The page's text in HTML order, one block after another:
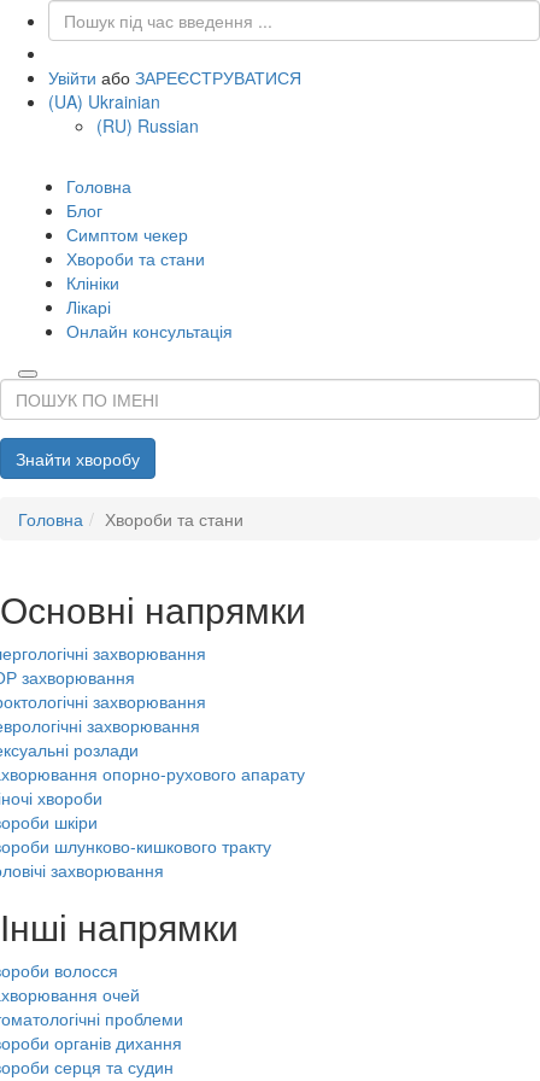
Увійти або ЗАРЕЄСТРУВАТИСЯ
(UA) Ukrainian
(RU) Russian
Головна
Блог
Симптом чекер
Хвороби та стани
Клініки
Лікарі
Онлайн консультація
Name
Знайти хворобу
Головна Хвороби та стани
Основні напрямки
захворювання
захворювання
захворювання
захворювання
розлади
опорно-рухового апарату
хвороби
шкіри
шлунково-кишкового тракту
захворювання
Інші напрямки
волосся
очей
проблеми
органів дихання
серця та судин